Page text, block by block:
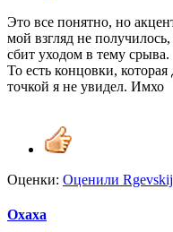
Это все понятно, но
мой взгляд не
сбит уходом в тему срыва.
То есть концовки,
точкой я не увидел. Имхо
Оценки: Оценили Rgevskij
Oxaxa